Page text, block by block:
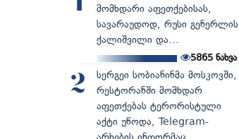
მომხდარი აფეთქებისას,
სავარაუდოდ, რუსი გენერლის
ქალიშვილი და...
5865 ნახვა
2
სერგეი სობიანინმა მოსკოვში,
რესტორანში მომხდარ
აფეთქებას ტერორისტული
აქტი უწოდა, Telegram-